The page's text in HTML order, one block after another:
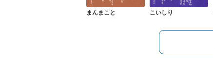
まんまこと こいしり